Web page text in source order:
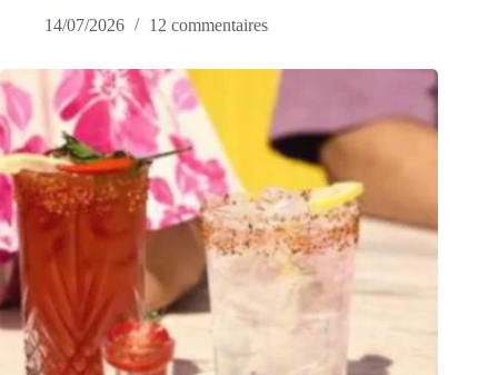
14/07/2026
12 commentaires